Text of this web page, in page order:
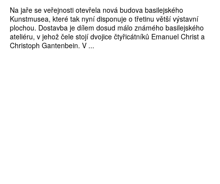
Na jaře se veřejnosti otevřela nová budova basilejského
Kunstmusea, které tak nyní disponuje o třetinu větší výstavní
plochou. Dostavba je dílem dosud málo známého basilejského
ateliéru, v jehož čele stojí dvojice čtyřicátníků Emanuel Christ a
Christoph Gantenbein. V ...